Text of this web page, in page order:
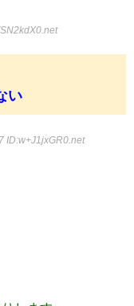
い
ID:w+J1jxGR0.net